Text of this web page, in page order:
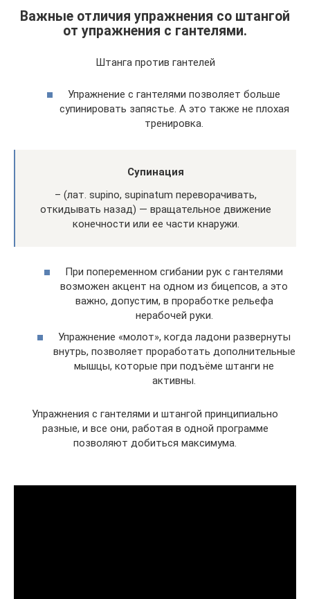
Важные отличия упражнения со штангой
от упражнения с гантелями.
Штанга против гантелей
Упражнение с гантелями позволяет больше
супинировать запястье. А это также не плохая
тренировка.
Супинация
– (лат. supino, supinatum переворачивать,
откидывать назад) — вращательное движение
конечности или ее части кнаружи.
При попеременном сгибании рук с гантелями
возможен акцент на одном из бицепсов, а это
важно, допустим, в проработке рельефа
нерабочей руки.
Упражнение «молот», когда ладони развернуты
внутрь, позволяет проработать дополнительные
мышцы, которые при подъёме штанги не
активны.
Упражнения с гантелями и штангой принципиально
разные, и все они, работая в одной программе
позволяют добиться максимума.